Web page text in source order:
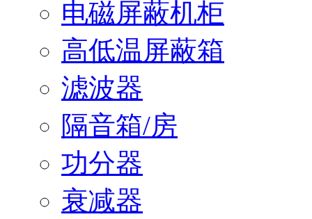
电磁屏蔽机柜
高低温屏蔽箱
滤波器
隔音箱/房
功分器
衰减器